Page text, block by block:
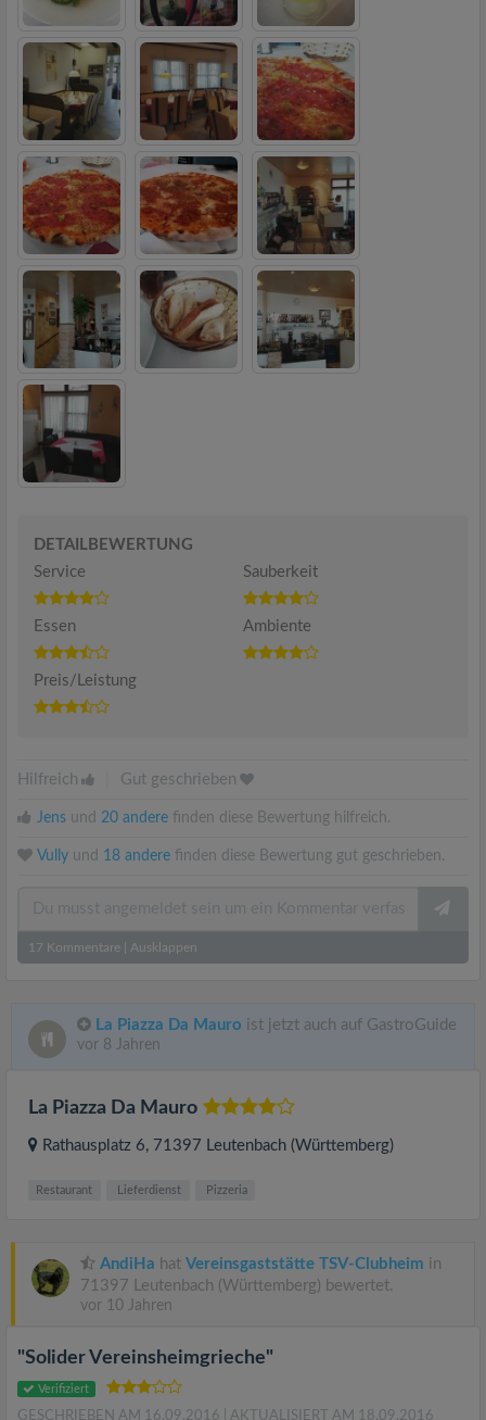
DETAILBEWERTUNG
Service
Sauberkeit
Essen Ambiente
Preis/Leistung
Hilfreich Gut geschrieben
Jens und 20 andere finden diese Bewertung hilfreich.
Vully und 18 andere finden diese Bewertung gut geschrieben.
17 Kommentare Ausklappen
La Piazza Da Mauro ist jetzt auch auf GastroGuide
vor 8 Jahren
La Piazza Da Mauro
Rathausplatz 6, 71397 Leutenbach (Württemberg)
Restaurant Lieferdienst Pizzeria
AndiHa hat Vereinsgaststätte TSV-Clubheim in
71397 Leutenbach (Württemberg) bewertet.
vor 10 Jahren
"Solider Vereinsheimgrieche"
Verifiziert
GESCHRIEBEN AM 16.09.2016 | AKTUALISIERT AM 18.09.2016